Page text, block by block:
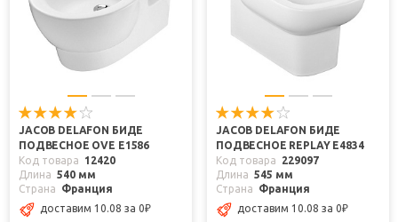
JACOB DELAFON БИДЕ
ПОДВЕСНОЕ OVE E1586
Код товара
12420
Длина 540 мм
Страна
Франция
доставим 10.08 за 0₽
JACOB DELAFON БИДЕ
ПОДВЕСНОЕ REPLAY E4834
Код товара
229097
Длина 545 мм
Страна
Франция
доставим 10.08 за 0₽